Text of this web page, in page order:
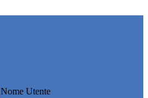
Nome Utente